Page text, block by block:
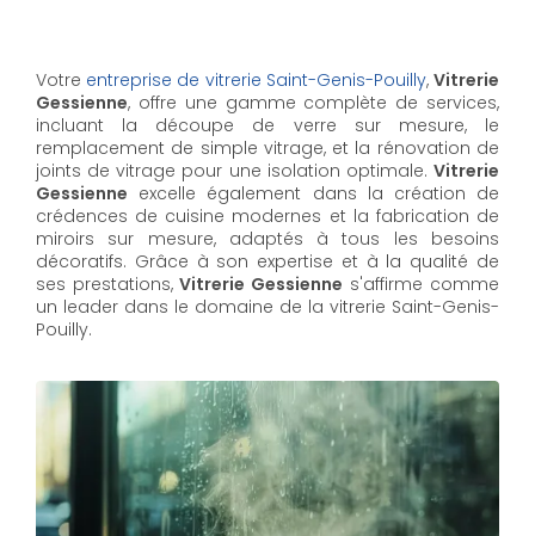
Votre entreprise de vitrerie Saint-Genis-Pouilly,Vitrerie
Gessienne, offre une gamme complète de services,
incluant la découpe de verre sur mesure, le
remplacement de simple vitrage, et la rénovation de
joints de vitrage pour une isolation optimale. Vitrerie
Gessienne excelle également dans la création de
crédences de cuisine modernes et la fabrication de
miroirs sur mesure, adaptés à tous les besoins
décoratifs. Grâce à son expertise et à la qualité de
ses prestations, Vitrerie Gessienne s'affirme comme
un leader dans le domaine de la vitrerie Saint-Genis-
Pouilly.